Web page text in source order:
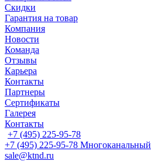
Скидки
Гарантия на товар
Компания
Новости
Команда
Отзывы
Карьера
Контакты
Партнеры
Сертификаты
Галерея
Контакты
+7 (495) 225-95-78
+7 (495) 225-95-78 Многоканальный
sale@ktnd.ru